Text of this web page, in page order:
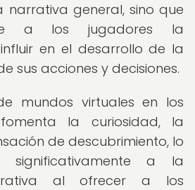
general, sino que
a los jugadores la
en el desarrollo de la
sus acciones y decisiones.
mundos virtuales en los
la curiosidad, la
de descubrimiento, lo
significativamente a la
al ofrecer a los